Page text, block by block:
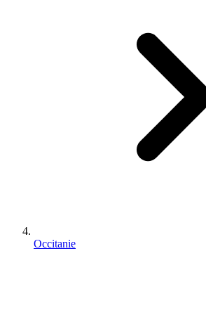
Occitanie